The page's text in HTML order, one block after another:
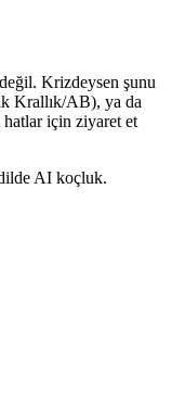
Krizdeysen şunu
Krallık/AB), ya da
için ziyaret et
AI koçluk.